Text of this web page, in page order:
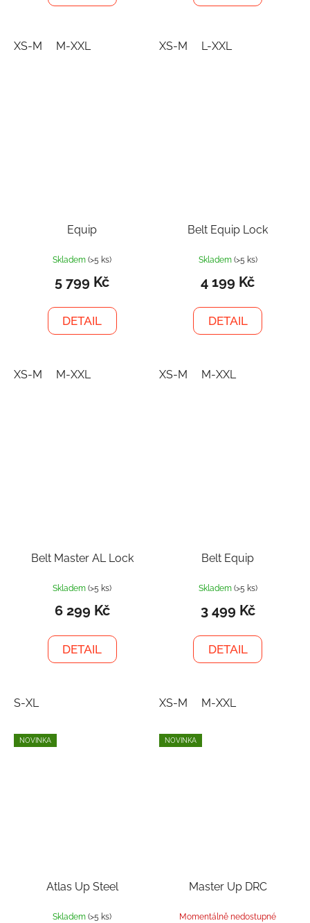
XS-M M-XXL XS-M L-XXL
Equip
Skladem(>5 ks)
5 799 Kč
DETAIL
XS-M M-XXL
Belt Equip Lock
Skladem (>5 ks)
4 199 Kč
DETAIL
XS-M M-XXL
Belt Master AL Lock
Skladem(>5 ks)
6 299 Kč
DETAIL
S-XL
Belt Equip
Skladem (>5 ks)
3 499 Kč
DETAIL
XS-M M-XXL
NOVINKA
Atlas Up Steel
Skladem(>5 ks)
NOVINKA
Master Up DRC
Momentálně nedostupné